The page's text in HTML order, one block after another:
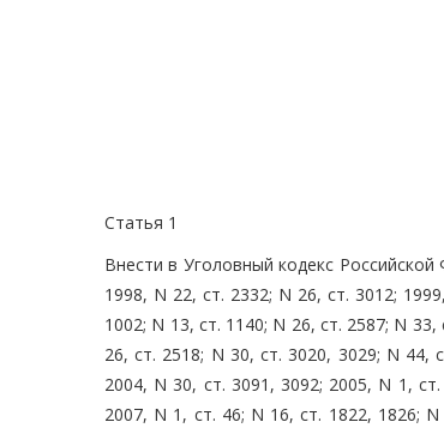
Статья 1
Внести в Уголовный кодекс
1998, N 22, ст. 2332; N 26, ст. 3012;
1002; N 13, ст. 1140; N 26, ст. 2587; N
26, ст. 2518; N 30, ст. 3020, 3029; N 44,
2004, N 30, ст. 3091, 3092; 2005, N 1,
2007, N 1, ст. 46; N 16, ст. 1822, 1826;